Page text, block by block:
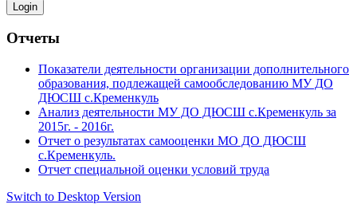
Отчеты
Показатели деятельности организации дополнительного
образования, подлежащей самообследованию МУ ДО
ДЮСШ с.Кременкуль
Анализ деятельности МУ ДО ДЮСШ с.Кременкуль за
2015г. - 2016г.
Отчет о результатах самооценки МО ДО ДЮСШ
с.Кременкуль.
Отчет специальной оценки условий труда
Switch to Desktop Version